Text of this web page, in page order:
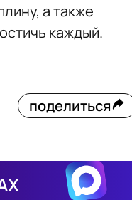
а также
каждый.
поделиться